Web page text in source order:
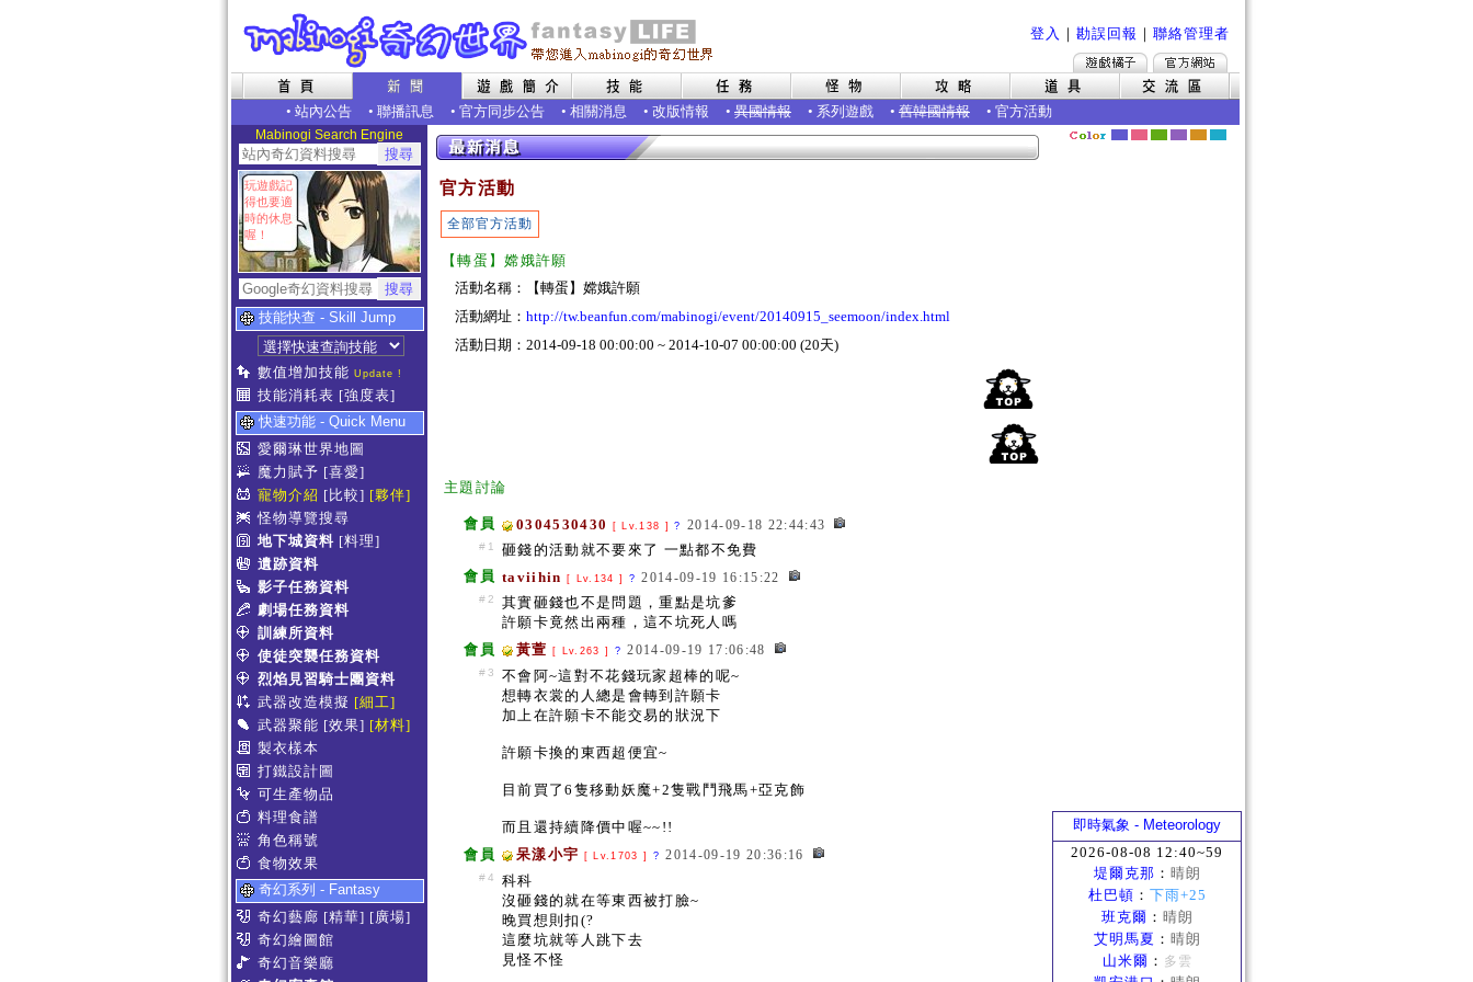
登入 ｜ 勘誤回報 ｜ 聯絡管理者
• 站內公告 • 聯播訊息 • 官方同步公告 • 相關消息 • 改版情報 • 異國情報 • 系列遊戲 • 舊韓國情報 • 官方活動
Mabinogi Search Engine
玩遊戲記
得也要適
時的休息
喔！
技能快查 - Skill Jump
數值增加技能 Update !
技能消耗表 [強度表]
快速功能 - Quick Menu
愛爾琳世界地圖
魔力賦予 [喜愛]
寵物介紹 [比較] [夥伴]
怪物導覽搜尋
地下城資料 [料理]
遺跡資料
影子任務資料
劇場任務資料
訓練所資料
使徒突襲任務資料
烈焰見習騎士團資料
武器改造模擬 [細工]
武器聚能 [效果] [材料]
製衣樣本
打鐵設計圖
可生產物品
料理食譜
角色稱號
食物效果
奇幻系列 - Fantasy
奇幻藝廊 [精華] [廣場]
奇幻繪圖館
奇幻音樂廳
官方活動
全部官方活動
【轉蛋】嫦娥許願
活動名稱：【轉蛋】嫦娥許願
活動網址： http://tw.beanfun.com/mabinogi/event/20140915_seemoon/index.html
活動日期：2014-09-18 00:00:00 ~ 2014-10-07 00:00:00 (20天)
主題討論
會員 0304530430 [ Lv.138 ]? 2014-09-18 22:44:43
#1
砸錢的活動就不要來了 一點都不免費
會員 taviihin [ Lv.134 ] ? 2014-09-19 16:15:22
#2
其實砸錢也不是問題，重點是坑爹
許願卡竟然出兩種，這不坑死人嗎
會員
黃萱 [ Lv.263 ] ? 2014-09-19 17:06:48
#3
不會阿~這對不花錢玩家超棒的呢~
想轉衣裳的人總是會轉到許願卡
加上在許願卡不能交易的狀況下
許願卡換的東西超便宜~
目前買了6隻移動妖魔+2隻戰鬥飛馬+亞克飾
而且還持續降價中喔~~!!
會員
呆漾小宇 [ Lv.1703 ] ? 2014-09-19 20:36:16
#4
科科
沒砸錢的就在等東西被打臉~
晚買想則扣(?
這麼坑就等人跳下去
見怪不怪
即時氣象 - Meteorology
2026-08-08 12:40~59
堤爾克那 ： 晴朗
杜巴頓 ： 下雨+25
班克爾 ： 晴朗
艾明馬夏 ： 晴朗
山米爾 ： 多雲